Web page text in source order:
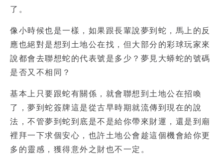
了。
像小時候也是一樣，如果跟長輩說夢到蛇，馬上的反
應也絕對是想到土地公在找，但大部分的彩球玩家來
說都會去聯想蛇的代表號是多少？夢見大蟒蛇的號碼
是否又不相同？
基本上只要跟蛇有關係，就會聯想到土地公在招喚
了，夢到蛇簽牌這是從古早時期就流傳到現在的說
法，不管夢到蛇到底是不是給你帶來財運，還是到廟
裡拜一下求個安心，也許土地公會趁這個機會給你更
多的靈感，獲得意外之財也不一定。